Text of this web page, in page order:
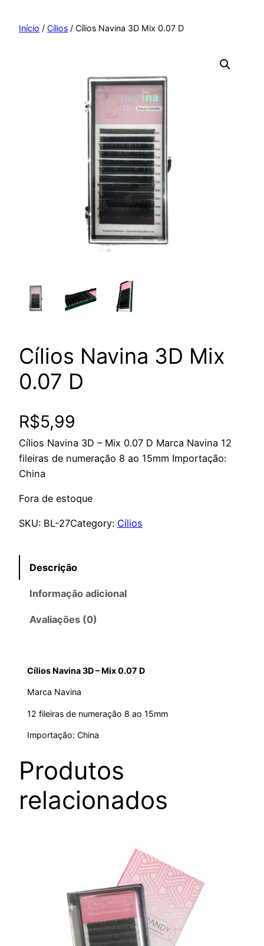
paraInício / Cílios / Cílios Navina 3D Mix 0.07 D
Cílios Navina 3D Mix
0.07 D
R$5,99
Cílios Navina 3D – Mix 0.07 D Marca Navina 12
fileiras de numeração 8 ao 15mm Importação:
China
Fora de estoque
SKU: BL-27Category: Cílios
Descrição
Informação adicional
Avaliações (0)
Cílios Navina 3D – Mix 0.07 D
Marca Navina
12 fileiras de numeração 8 ao 15mm
Importação: China
Produtos
relacionados